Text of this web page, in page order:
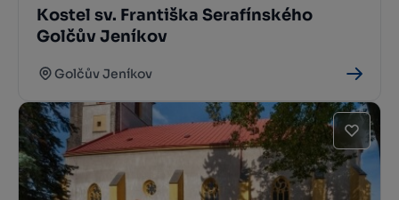
Kostel sv. Františka Serafínského
Golčův Jeníkov
Golčův Jeníkov